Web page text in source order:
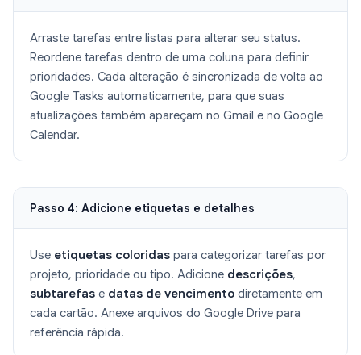
Arraste tarefas entre listas para alterar seu status.
Reordene tarefas dentro de uma coluna para definir
prioridades. Cada alteração é sincronizada de volta ao
Google Tasks automaticamente, para que suas
atualizações também apareçam no Gmail e no Google
Calendar.
Passo 4: Adicione etiquetas e detalhes
Use etiquetas coloridas para categorizar tarefas por
projeto, prioridade ou tipo. Adicione descrições,
subtarefas e datas de vencimento diretamente em
cada cartão. Anexe arquivos do Google Drive para
referência rápida.